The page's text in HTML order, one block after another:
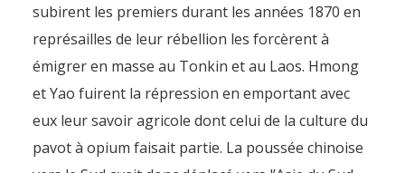
subirent les premiers durant les années 1870 en
représailles de leur rébellion les forcèrent à
émigrer en masse au Tonkin et au Laos. Hmong
et Yao fuirent la répression en emportant avec
eux leur savoir agricole dont celui de la culture du
pavot à opium faisait partie. La poussée chinoise